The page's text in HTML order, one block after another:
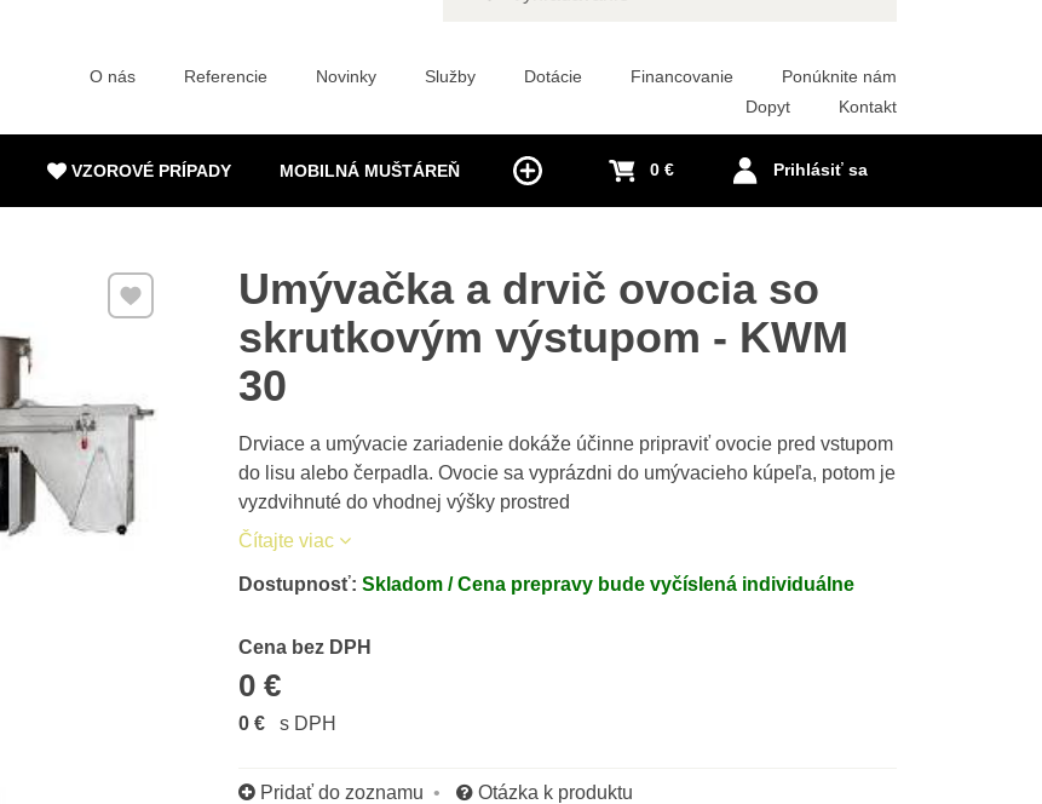
VZOROVÉ PRÍPADY MOBILNÁ MUŠTÁREŇ
O nás Referencie Novinky Služby Dotácie Financovanie
Ponúknite nám
Dopyt
Kontakt
Prihlásiť sa
0 €
Umývačka a drvič ovocia so
skrutkovým výstupom - KWM
30
Drviace a umývacie zariadenie dokáže účinne pripraviť ovocie pred vstupom
do lisu alebo čerpadla. Ovocie sa vyprázdni do umývacieho kúpeľa, potom je
vyzdvihnuté do vhodnej výšky prostred
Čítajte viac
Pridať k Obľúbeným
Dostupnosť: Skladom / Cena prepravy bude vyčíslená individuálne
Cena bez DPH
0 €
Cena s DPH
0 € s DPH
Pridať do zoznamu Otázka k produktu